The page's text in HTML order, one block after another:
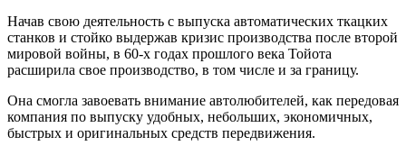
Начав свою деятельность с выпуска автоматических ткацких
станков и стойко выдержав кризис производства после второй
мировой войны, в 60-х годах прошлого века Тойота
расширила свое производство, в том числе и за границу.
Она смогла завоевать внимание автолюбителей, как передовая
компания по выпуску удобных, небольших, экономичных,
быстрых и оригинальных средств передвижения.